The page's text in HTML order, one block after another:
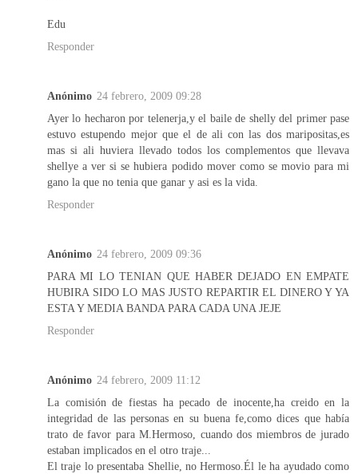
Edu
Responder
Anónimo 24 febrero, 2009 09:28
Ayer lo hecharon por telenerja,y el baile de shelly del primer pase
estuvo estupendo mejor que el de ali con las dos maripositas,es
mas si ali huviera llevado todos los complementos que llevava
shellye a ver si se hubiera podido mover como se movio para mi
gano la que no tenia que ganar y asi es la vida.
Responder
Anónimo 24 febrero, 2009 09:36
PARA MI LO TENIAN QUE HABER DEJADO EN EMPATE
HUBIRA SIDO LO MAS JUSTO REPARTIR EL DINERO Y YA
ESTA Y MEDIA BANDA PARA CADA UNA JEJE
Responder
Anónimo 24 febrero, 2009 11:12
La comisión de fiestas ha pecado de inocente,ha creido en la
integridad de las personas en su buena fe,como dices que había
trato de favor para M.Hermoso, cuando dos miembros de jurado
estaban implicados en el otro traje...
El traje lo presentaba Shellie, no Hermoso.Él le ha ayudado como